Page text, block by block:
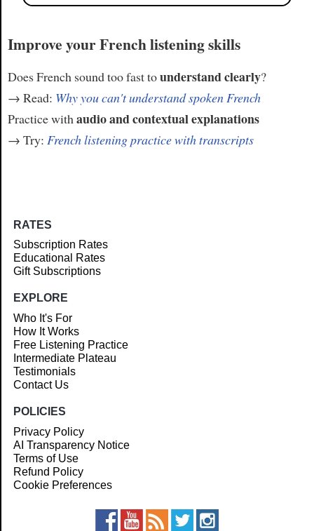
Improve your French listening skills
Does French sound too fast tounderstand clearly?
→ Read: Why you can't understand spoken French
Practice withaudio and contextual explanations
→ Try: French listening practice with transcripts
RATES
Subscription Rates
Educational Rates
Gift Subscriptions
EXPLORE
Who It's For
How It Works
Free Listening Practice
Intermediate Plateau
Testimonials
Contact Us
POLICIES
Privacy Policy
AI Transparency Notice
Terms of Use
Refund Policy
Cookie Preferences